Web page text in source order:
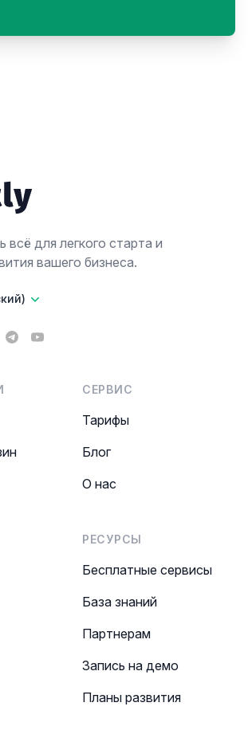
всё для легкого старта и
вашего бизнеса.
TelegramYouTube
СЕРВИС
Тарифы
Блог
О нас
РЕСУРСЫ
Бесплатные сервисы
База знаний
Партнерам
Запись на демо
Планы развития